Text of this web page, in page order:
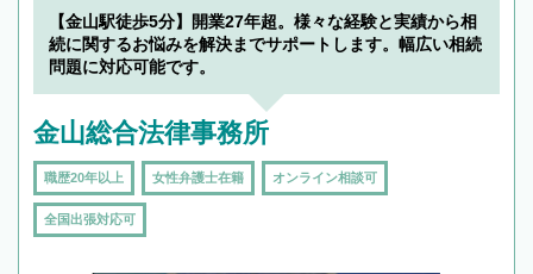
でフィーリングも重要です。実際に電話や面談
で複数の弁護士と会話をしてウマが合う方に依
頼をするのがおすすめです。
【金山駅徒歩5分】開業27年超。様々な経験と実績から相
続に関するお悩みを解決までサポートします。幅広い相続
問題に対応可能です。
金山総合法律事務所
職歴20年以上 女性弁護士在籍 オンライン相談可
全国出張対応可